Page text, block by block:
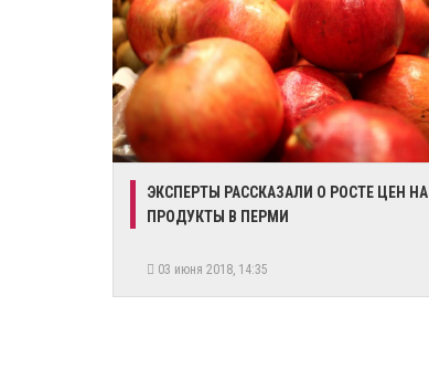
​ЭКСПЕРТЫ РАССКАЗАЛИ О РОСТЕ ЦЕН НА
ПРОДУКТЫ В ПЕРМИ
03 июня 2018, 14:35